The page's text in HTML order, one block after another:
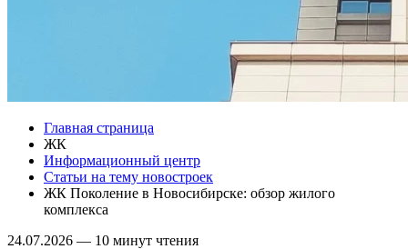
Главная страница
ЖК
Информационный центр
Статьи на тему новостроек
ЖК Поколение в Новосибирске: обзор жилого
комплекса
24.07.2026 — 10 минут чтения